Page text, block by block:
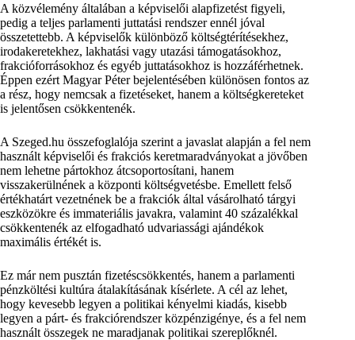
A közvélemény általában a képviselői alapfizetést figyeli,
pedig a teljes parlamenti juttatási rendszer ennél jóval
összetettebb. A képviselők különböző költségtérítésekhez,
irodakeretekhez, lakhatási vagy utazási támogatásokhoz,
frakcióforrásokhoz és egyéb juttatásokhoz is hozzáférhetnek.
Éppen ezért Magyar Péter bejelentésében különösen fontos az
a rész, hogy nemcsak a fizetéseket, hanem a költségkereteket
is jelentősen csökkentenék.
A Szeged.hu összefoglalója szerint a javaslat alapján a fel nem
használt képviselői és frakciós keretmaradványokat a jövőben
nem lehetne pártokhoz átcsoportosítani, hanem
visszakerülnének a központi költségvetésbe. Emellett felső
értékhatárt vezetnének be a frakciók által vásárolható tárgyi
eszközökre és immateriális javakra, valamint 40 százalékkal
csökkentenék az elfogadható udvariassági ajándékok
maximális értékét is.
Ez már nem pusztán fizetéscsökkentés, hanem a parlamenti
pénzköltési kultúra átalakításának kísérlete. A cél az lehet,
hogy kevesebb legyen a politikai kényelmi kiadás, kisebb
legyen a párt- és frakciórendszer közpénzigénye, és a fel nem
használt összegek ne maradjanak politikai szereplőknél.